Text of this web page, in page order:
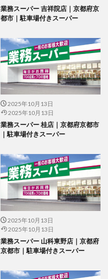
業務スーパー 吉祥院店｜京都府京
都市｜駐車場付きスーパー
2025年10月13日
2025年10月13日
業務スーパー 桂店｜京都府京都市
｜駐車場付きスーパー
2025年10月13日
2025年10月13日
業務スーパー 山科東野店｜京都府
京都市｜駐車場付きスーパー